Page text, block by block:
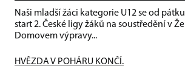
Naši mladší žáci kategorie U12 se od
start 2. České ligy žáků na soustředění v
Domovem výpravy...
HVĚZDA V POHÁRU KONČÍ.